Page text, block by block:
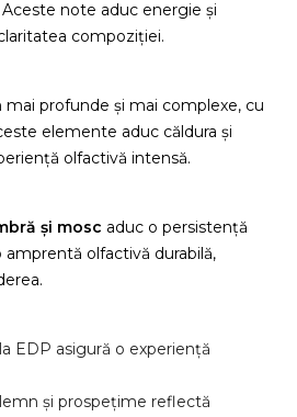
Aceste note aduc energie și
compoziției.
profunde și mai complexe, cu
elemente aduc căldura și
olfactivă intensă.
și mosc aduc o persistență
olfactivă durabilă,
EDP asigură o experiență
și prospețime reflectă